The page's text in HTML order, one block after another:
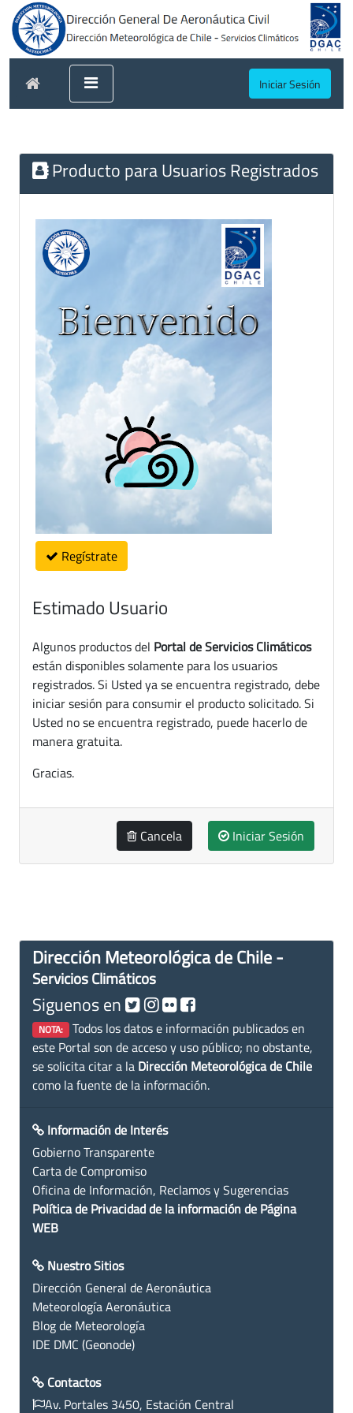
Iniciar Sesión
Producto para Usuarios Registrados
Regístrate
Estimado Usuario
Algunos productos del Portal de Servicios Climáticos
están disponibles solamente para los usuarios
registrados. Si Usted ya se encuentra registrado, debe
iniciar sesión para consumir el producto solicitado. Si
Usted no se encuentra registrado, puede hacerlo de
manera gratuita.
Gracias.
Cancela Iniciar Sesión
Dirección Meteorológica de Chile -
Servicios Climáticos
Siguenos en
NOTA: Todos los datos e información publicados en
este Portal son de acceso y uso público; no obstante,
se solicita citar a la Dirección Meteorológica de Chile
como la fuente de la información.
Información de Interés
Gobierno Transparente
Carta de Compromiso
Oficina de Información, Reclamos y Sugerencias
Política de Privacidad de la información de Página
WEB
Nuestro Sitios
Dirección General de Aeronáutica
Meteorología Aeronáutica
Blog de Meteorología
IDE DMC (Geonode)
Contactos
Av. Portales 3450, Estación Central